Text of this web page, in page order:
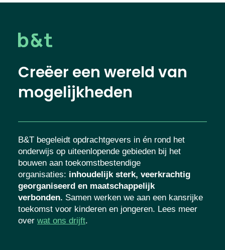
Creëer een wereld van
mogelijkheden
B&T begeleidt opdrachtgevers in én rond het
onderwijs op uiteenlopende gebieden bij het
bouwen aan toekomstbestendige
organisaties: inhoudelijk sterk, veerkrachtig
georganiseerd en maatschappelijk
verbonden. Samen werken we aan een kansrijke
toekomst voor kinderen en jongeren. Lees meer
over wat ons drijft.